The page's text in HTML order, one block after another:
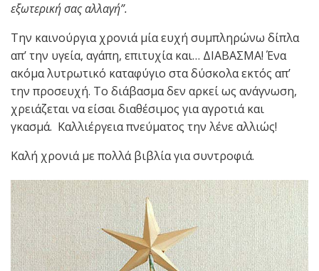
εξωτερική σας αλλαγή”.
Την καινούργια χρονιά μία ευχή συμπληρώνω δίπλα
απ’ την υγεία, αγάπη, επιτυχία και… ΔΙΑΒΑΣΜΑ! Ένα
ακόμα λυτρωτικό καταφύγιο στα δύσκολα εκτός απ’
την προσευχή. Το διάβασμα δεν αρκεί ως ανάγνωση,
χρειάζεται να είσαι διαθέσιμος για αγροτιά και
γκασμά. Καλλιέργεια πνεύματος την λένε αλλιώς!
Καλή χρονιά με πολλά βιβλία για συντροφιά.